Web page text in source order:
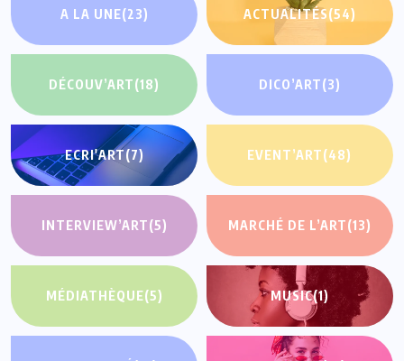
A LA UNE(23) ACTUALITÉS(54)
DÉCOUV’ART(18) DICO’ART(3)
ECRI'ART(7) EVENT’ART(48)
INTERVIEW’ART(5) MARCHÉ DE L’ART(13)
MÉDIATHÈQUE(5) MUSIC(1)